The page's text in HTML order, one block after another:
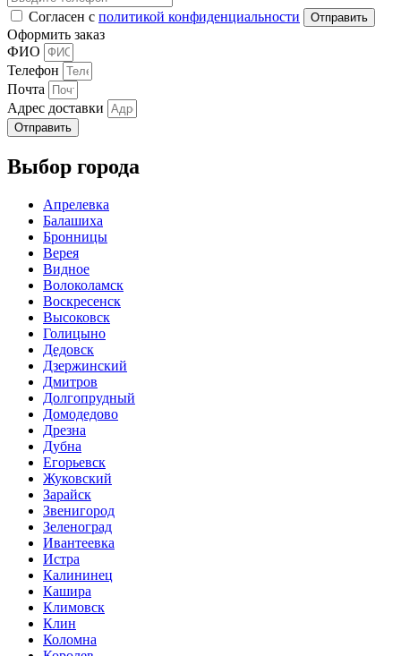
Согласен с политикой конфиденциальности
Оформить заказ
ФИО
Телефон
Почта
Адрес доставки
Отправить
Выбор города
Апрелевка
Балашиха
Бронницы
Верея
Видное
Волоколамск
Воскресенск
Высоковск
Голицыно
Дедовск
Дзержинский
Дмитров
Долгопрудный
Домодедово
Дрезна
Дубна
Егорьевск
Жуковский
Зарайск
Звенигород
Зеленоград
Ивантеевка
Истра
Калининец
Кашира
Климовск
Клин
Коломна